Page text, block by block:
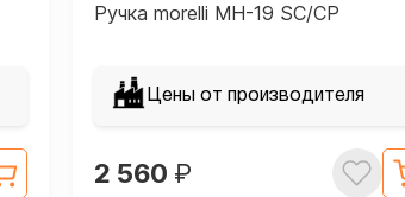
Ручка morelli MH-19 SC/CP
Цены от производителя
2 560 ₽